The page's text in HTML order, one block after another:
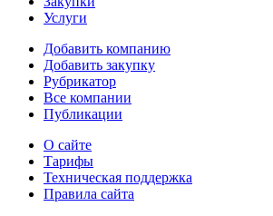
Услуги
Добавить компанию
Добавить закупку
Рубрикатор
Все компании
Публикации
О сайте
Тарифы
Техническая поддержка
Правила сайта